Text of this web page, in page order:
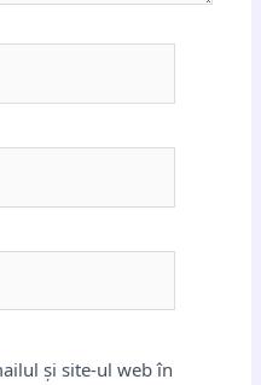
și site-ul web în